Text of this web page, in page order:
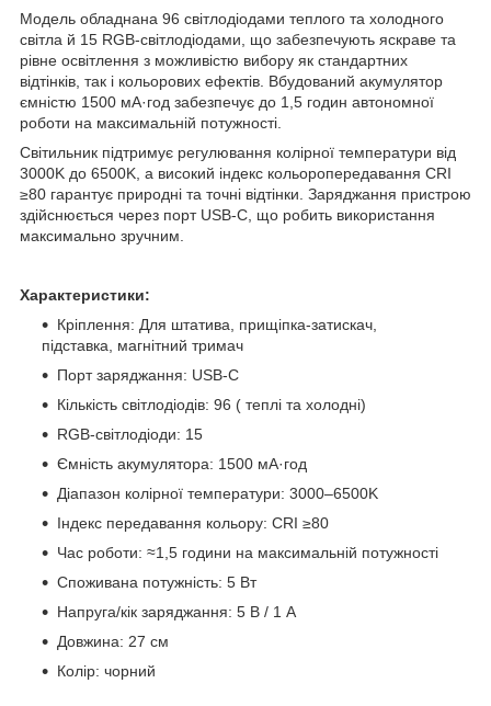
Модель обладнана 96 світлодіодами теплого та холодного
світла й 15 RGB-світлодіодами, що забезпечують яскраве та
рівне освітлення з можливістю вибору як стандартних
відтінків, так і кольорових ефектів. Вбудований акумулятор
ємністю 1500 мА·год забезпечує до 1,5 годин автономної
роботи на максимальній потужності.
Світильник підтримує регулювання колірної температури від
3000K до 6500K, а високий індекс кольоропередавання CRI
≥80 гарантує природні та точні відтінки. Заряджання пристрою
здійснюється через порт USB-C, що робить використання
максимально зручним.
Характеристики:
Кріплення: Для штатива, прищіпка-затискач,
підставка, магнітний тримач
Порт заряджання: USB-C
Кількість світлодіодів: 96 ( теплі та холодні)
RGB-світлодіоди: 15
Ємність акумулятора: 1500 мА·год
Діапазон колірної температури: 3000–6500K
Індекс передавання кольору: CRI ≥80
Час роботи: ≈1,5 години на максимальній потужності
Споживана потужність: 5 Вт
Напруга/кік заряджання: 5 В / 1 А
Довжина: 27 см
Колір: чорний